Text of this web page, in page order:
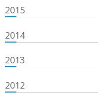
2015
2014
2013
2012